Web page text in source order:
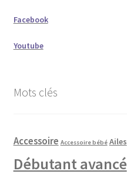
Facebook
Youtube
Mots clés
Accessoire Accessoire bébé Ailes
Débutant avancé